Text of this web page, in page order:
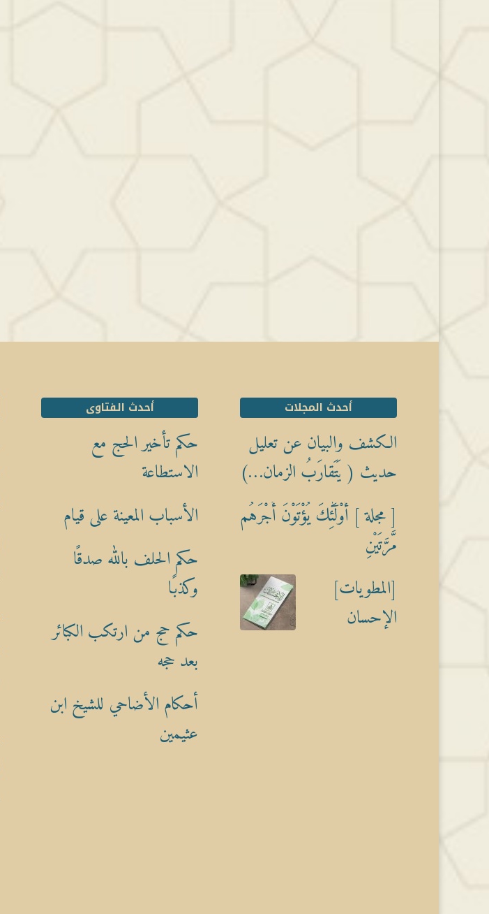
أحدث المجلات
الكشف والبيان عن تعليل
حديث ( يَتَقارَبُ الزمان…)
[ مجلة ] أُوْلَٰٓئِكَ يُؤْتَوْنَ أَجْرَهُم
مَّرَّتَيْنِ
[المطويات]
الإحسان
أحدث الفتاوى
حكم تأخير الحج مع
الاستطاعة
الأسباب المعينة على قيام
حكم الحلف بالله صدقًا
وكذبًا
حكم حج من ارتكب الكبائر
بعد حجه
أحكام الأضاحي للشيخ ابن
عثيمين